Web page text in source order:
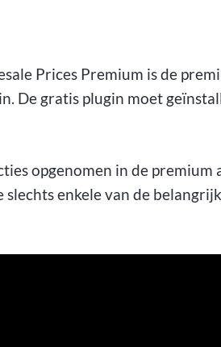
Prices Premium is de
De gratis plugin moet
opgenomen in de premium
slechts enkele van de